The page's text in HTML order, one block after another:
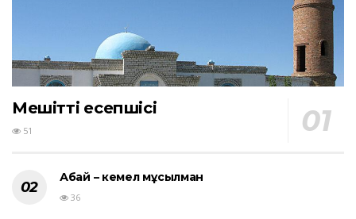
Мешіттің есепшісі
51
Абай – кемел мұсылман
36